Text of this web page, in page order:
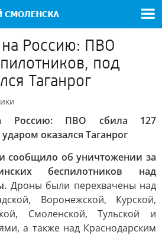
на Россию: ПВО
под
Таганрог
Россию: ПВО сбила 127
оказался Таганрог
сообщило об уничтожении за
беспилотников над
Дроны были перехвачены над
Воронежской, Курской,
Смоленской, Тульской и
а также над Краснодарским